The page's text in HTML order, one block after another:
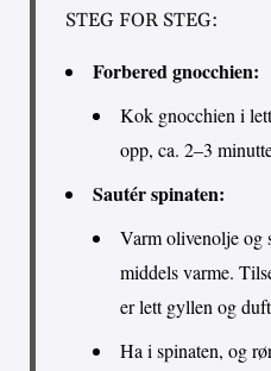
STEG FOR STEG:
Forbered gnocchien:
Kok gnocchien i
opp, ca. 2–3
Sautér spinaten:
Varm olivenolje og
middels varme.
er lett gyllen og
Ha i spinaten, og